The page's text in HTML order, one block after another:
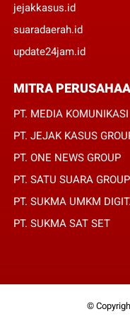
jejakkasus.id
suaradaerah.id
update24jam.id
MITRA
PT. MEDIA
PT. JEJAK KASUS
PT. ONE NEWS GROUP
PT. SATU SUARA GROUP
PT. SUKMA UMKM
PT. SUKMA SAT SET
©